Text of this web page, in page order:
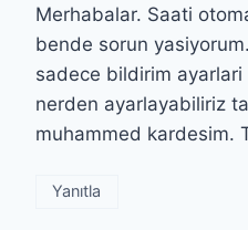
Merhabalar. Saati
bende sorun
sadece bildirim
nerden ayarlayabiliriz
muhammed kardesim.
Yanıtla